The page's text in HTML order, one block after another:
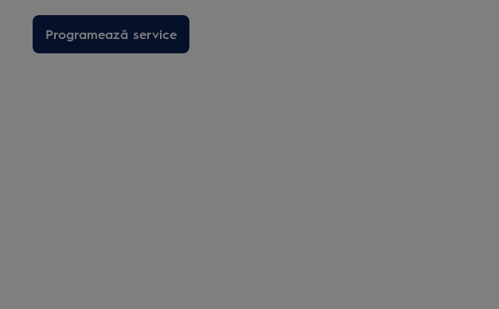
Programează service